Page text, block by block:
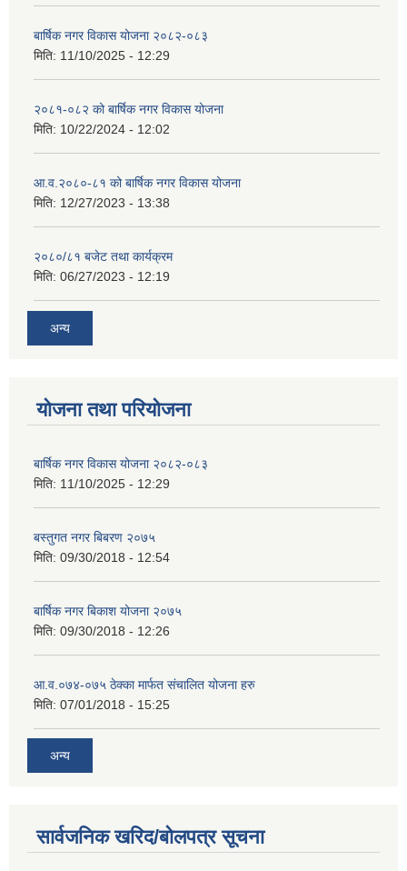
बार्षिक नगर विकास योजना २०८२-०८३
मिति: 11/10/2025 - 12:29
२०८१-०८२ को बार्षिक नगर विकास योजना
मिति: 10/22/2024 - 12:02
आ.व.२०८०-८१ को बार्षिक नगर विकास योजना
मिति: 12/27/2023 - 13:38
२०८०/८१ बजेट तथा कार्यक्रम
मिति: 06/27/2023 - 12:19
अन्य
योजना तथा परियोजना
बार्षिक नगर विकास योजना २०८२-०८३
मिति: 11/10/2025 - 12:29
बस्तुगत नगर बिबरण २०७५
मिति: 09/30/2018 - 12:54
बार्षिक नगर बिकाश योजना २०७५
मिति: 09/30/2018 - 12:26
आ.व.०७४-०७५ ठेक्का मार्फत संचालित योजना हरु
मिति: 07/01/2018 - 15:25
अन्य
सार्वजनिक खरिद/बोलपत्र सूचना